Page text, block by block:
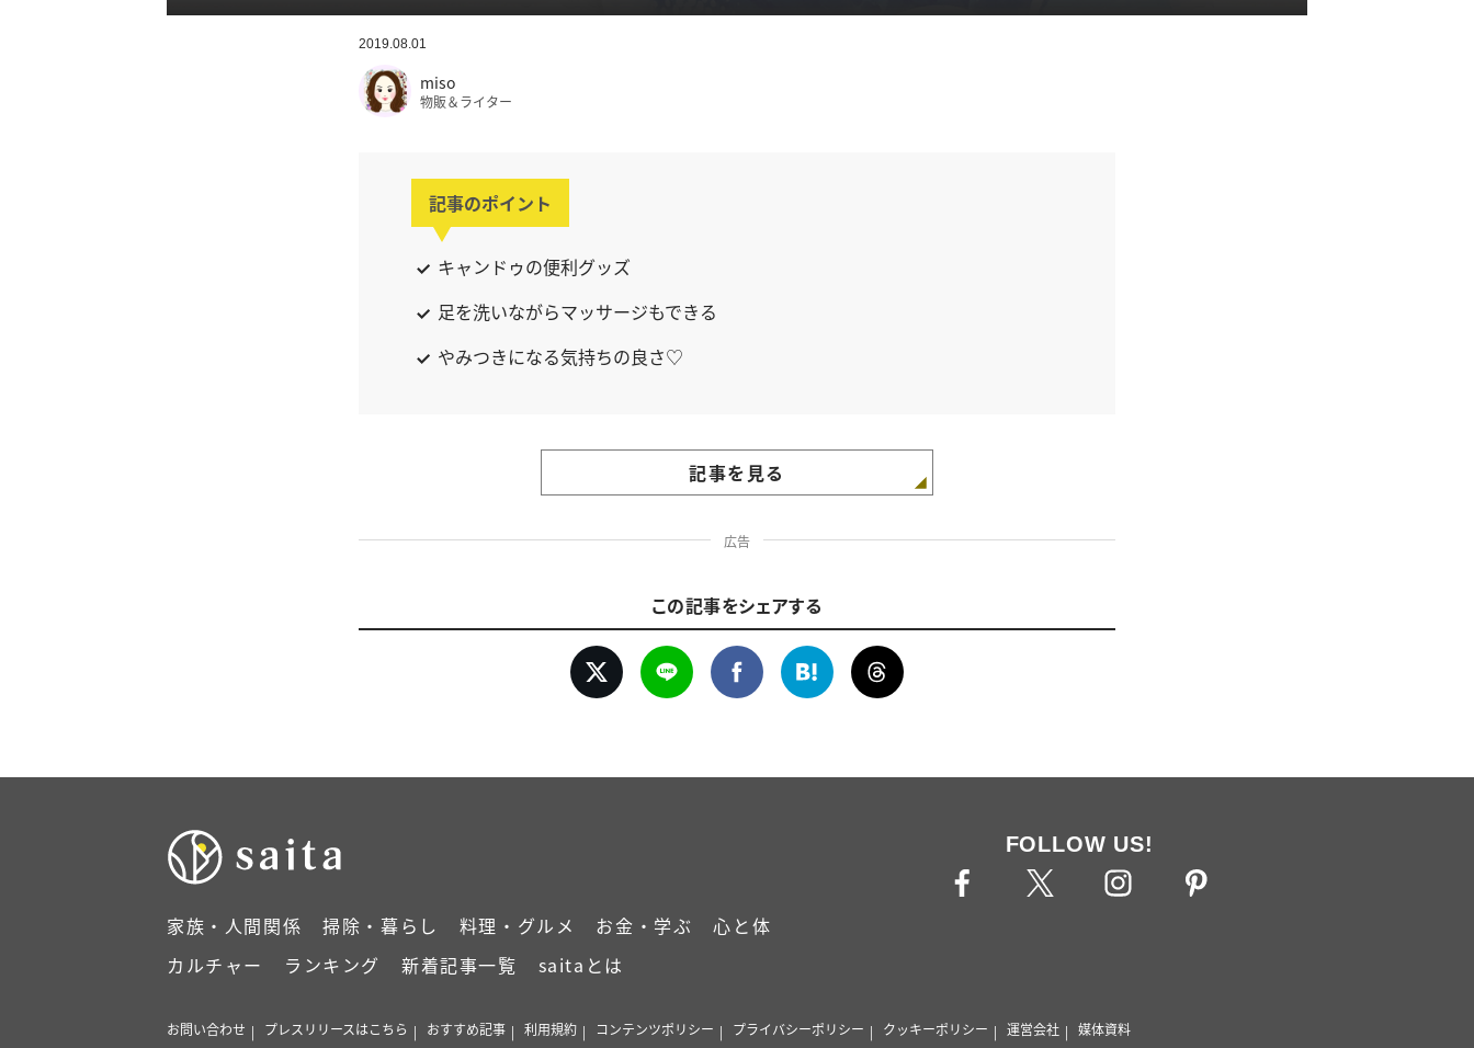
2019.08.01
miso
物販＆ライター
記事のポイント
キャンドゥの便利グッズ
足を洗いながらマッサージもできる
やみつきになる気持ちの良さ♡
記事を見る
広告
この記事をシェアする
家族・人間関係 掃除・暮らし 料理・グルメ お金・学ぶ
心と体
カルチャー
ランキング 新着記事一覧 saitaとは
FOLLOW US!
お問い合わせ プレスリリースはこちら おすすめ記事 利用規約 コンテンツポリシー プライバシーポリシー クッキーポリシー 運営会社 媒体資料